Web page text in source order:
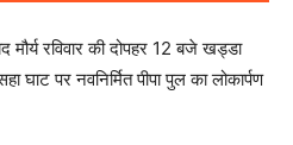
मौर्य रविवार की दोपहर 12 बजे खड्डा
पर नवनिर्मित पीपा पुल का लोकार्पण